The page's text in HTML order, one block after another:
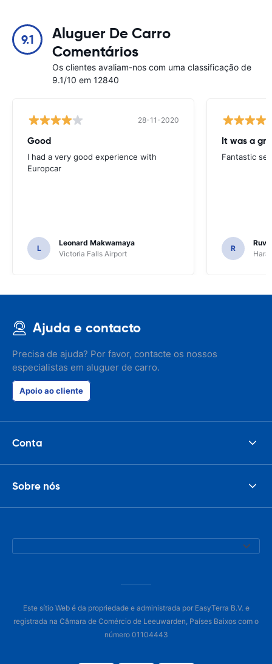
9.1
Aluguer De Carro
Comentários
Os clientes avaliam-nos com uma classificação de
9.1/10 em 12840
28-11-2020
Good
I had a very good experience with
Europcar
L
Leonard Makwamaya
Victoria Falls Airport
Fantastic
R
Ajuda e contacto
Precisa de ajuda? Por favor, contacte os nossos
especialistas em aluguer de carro.
Apoio ao cliente
Conta
Sobre nós
Este sítio Web é da propriedade e administrada por EasyTerra B.V. e
registrada na Câmara de Comércio de Leeuwarden, Países Baixos com o
número 01104443